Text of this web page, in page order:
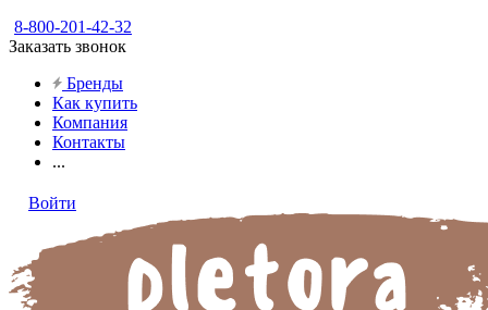
8-800-201-42-32
Заказать звонок
Бренды
Как купить
Компания
Контакты
...
Войти